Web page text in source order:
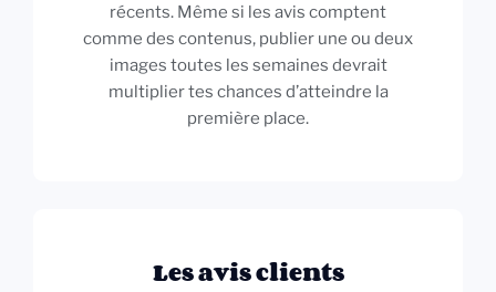
récents. Même si les avis comptent
comme des contenus, publier une ou deux
images toutes les semaines devrait
multiplier tes chances d’atteindre la
première place.
Les avis clients